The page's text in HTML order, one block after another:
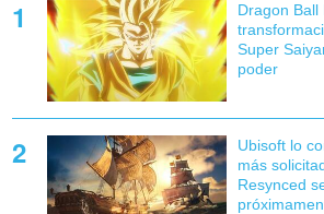
Dragon
Super
poder
Ubisoft lo
más
Resynced